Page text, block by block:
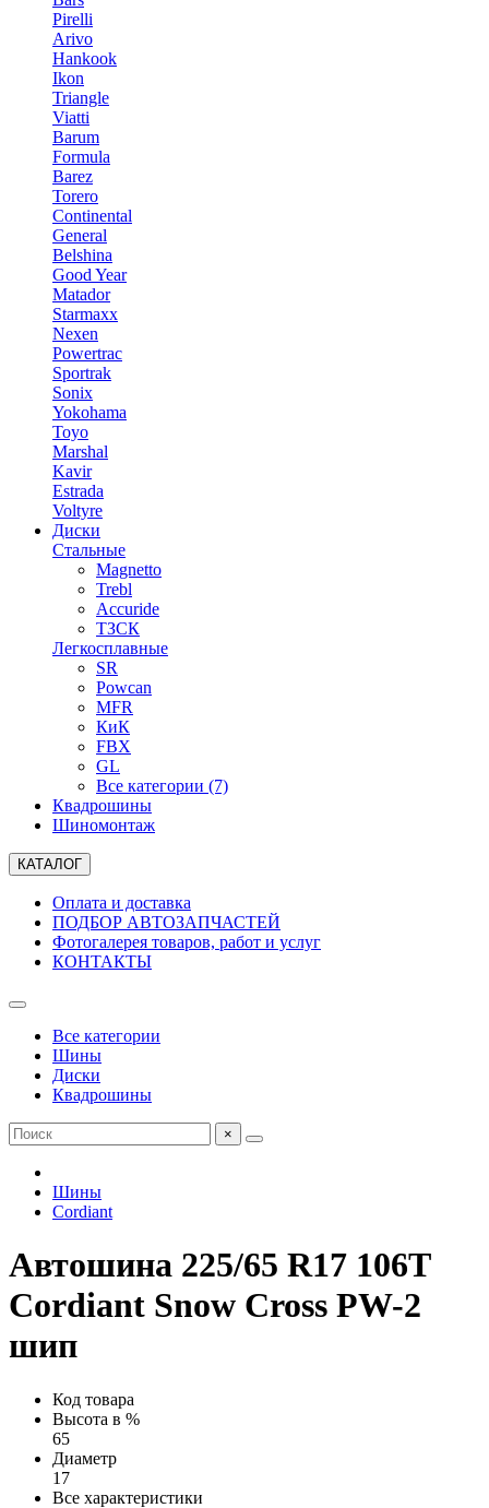
Pirelli
Arivo
Hankook
Ikon
Triangle
Viatti
Barum
Formula
Barez
Torero
Continental
General
Belshina
Good Year
Matador
Starmaxx
Nexen
Powertrac
Sportrak
Sonix
Yokohama
Toyo
Marshal
Kavir
Estrada
Voltyre
Диски
Стальные
Magnetto
Trebl
Accuride
ТЗСК
Легкосплавные
SR
Powcan
MFR
КиК
FBX
GL
Все категории (7)
Квадрошины
Шиномонтаж
КАТАЛОГ
Оплата и доставка
ПОДБОР АВТОЗАПЧАСТЕЙ
Фотогалерея товаров, работ и услуг
КОНТАКТЫ
Все категории
Шины
Диски
Квадрошины
×
Шины
Cordiant
Автошина 225/65 R17 106T
Cordiant Snow Cross PW-2
шип
Код товара
Высота в %
65
Диаметр
17
Все характеристики